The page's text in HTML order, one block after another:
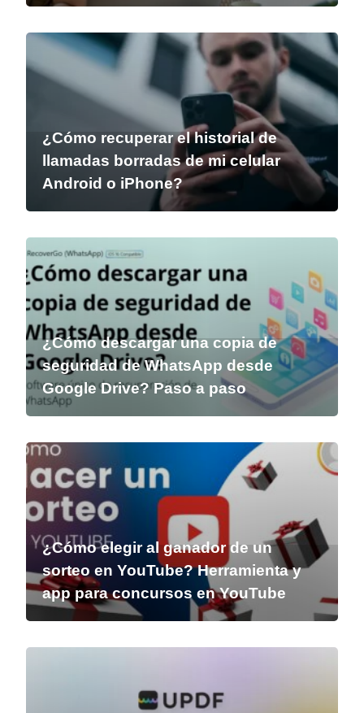
¿Cómo recuperar el historial de
llamadas borradas de mi celular
Android o iPhone?
¿Cómo descargar una copia de
seguridad de WhatsApp desde
Google Drive? Paso a paso
¿Cómo elegir al ganador de un
sorteo en YouTube? Herramienta y
app para concursos en YouTube